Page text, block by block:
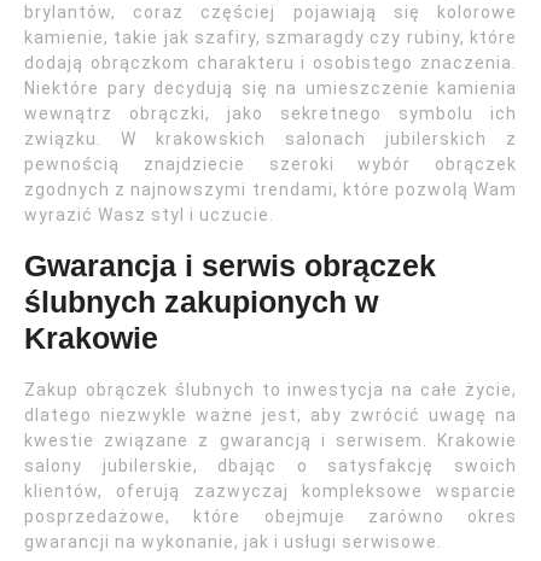
brylantów, coraz częściej pojawiają się kolorowe
kamienie, takie jak szafiry, szmaragdy czy rubiny, które
dodają obrączkom charakteru i osobistego znaczenia.
Niektóre pary decydują się na umieszczenie kamienia
wewnątrz obrączki, jako sekretnego symbolu ich
związku. W krakowskich salonach jubilerskich z
pewnością znajdziecie szeroki wybór obrączek
zgodnych z najnowszymi trendami, które pozwolą Wam
wyrazić Wasz styl i uczucie.
Gwarancja i serwis obrączek
ślubnych zakupionych w
Krakowie
Zakup obrączek ślubnych to inwestycja na całe życie,
dlatego niezwykle ważne jest, aby zwrócić uwagę na
kwestie związane z gwarancją i serwisem. Krakowie
salony jubilerskie, dbając o satysfakcję swoich
klientów, oferują zazwyczaj kompleksowe wsparcie
posprzedażowe, które obejmuje zarówno okres
gwarancji na wykonanie, jak i usługi serwisowe.